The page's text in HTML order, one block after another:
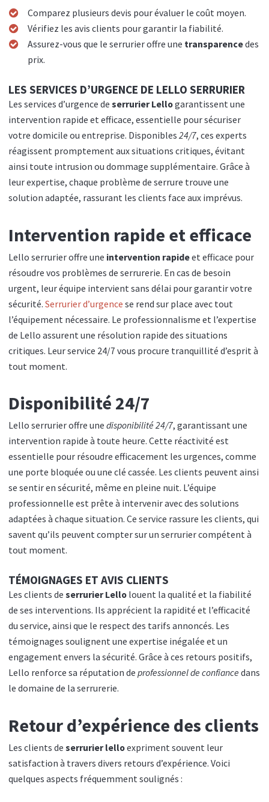
Comparez plusieurs devis pour évaluer le coût moyen.
Vérifiez les avis clients pour garantir la fiabilité.
Assurez-vous que le serrurier offre une transparencedes
prix.
LES SERVICES D’URGENCE DE LELLO SERRURIER
Les services d’urgence de serrurier Lellogarantissent une
intervention rapide et efficace, essentielle pour sécuriser
votre domicile ou entreprise. Disponibles 24/7, ces experts
réagissent promptement aux situations critiques, évitant
ainsi toute intrusion ou dommage supplémentaire. Grâce à
leur expertise, chaque problème de serrure trouve une
solution adaptée, rassurant les clients face aux imprévus.
Intervention rapide et efficace
Lello serrurier offre une intervention rapideet efficace pour
résoudre vos problèmes de serrurerie. En cas de besoin
urgent, leur équipe intervient sans délai pour garantir votre
sécurité. Serrurier d’urgence se rend sur place avec tout
l’équipement nécessaire. Le professionnalisme et l’expertise
de Lello assurent une résolution rapide des situations
critiques. Leur service 24/7 vous procure tranquillité d’esprit à
tout moment.
Disponibilité 24/7
Lello serrurier offre une disponibilité 24/7, garantissant une
intervention rapide à toute heure. Cette réactivité est
essentielle pour résoudre efficacement les urgences, comme
une porte bloquée ou une clé cassée. Les clients peuvent ainsi
se sentir en sécurité, même en pleine nuit. L’équipe
professionnelle est prête à intervenir avec des solutions
adaptées à chaque situation. Ce service rassure les clients, qui
savent qu’ils peuvent compter sur un serrurier compétent à
tout moment.
TÉMOIGNAGES ET AVIS CLIENTS
Les clients de serrurier Lello louent la qualité et la fiabilité
de ses interventions. Ils apprécient la rapidité et l’efficacité
du service, ainsi que le respect des tarifs annoncés. Les
témoignages soulignent une expertise inégalée et un
engagement envers la sécurité. Grâce à ces retours positifs,
Lello renforce sa réputation de professionnel de confiance dans
le domaine de la serrurerie.
Retour d’expérience des clients
Les clients de serrurier lelloexpriment souvent leur
satisfaction à travers divers retours d’expérience. Voici
quelques aspects fréquemment soulignés :